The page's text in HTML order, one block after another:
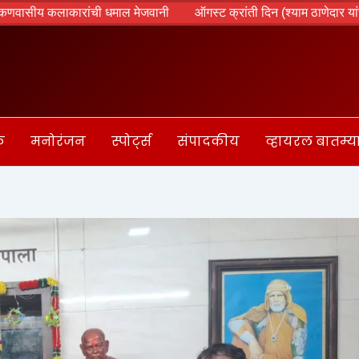
धमाल मेजवानी ऑगस्ट क्रांती दिन (श्याम ठाणेदार यांचा विशेष लेख)
मनोरंजन स्पोर्ट्स संपादकीय व्हायरल